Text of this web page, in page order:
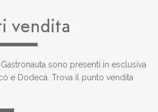
vendita
sono presenti in esclusiva
e Dodecà. Trova il punto vendita